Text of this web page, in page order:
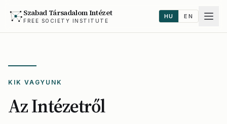
Szabad Társadalom Intézet
FREE SOCIETY INSTITUTE
HU EN
KIK VAGYUNK
Az Intézetről